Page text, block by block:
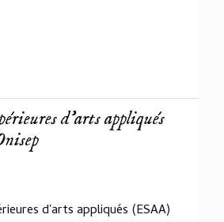
d'arts appliqués
d'arts appliqués (ESAA)